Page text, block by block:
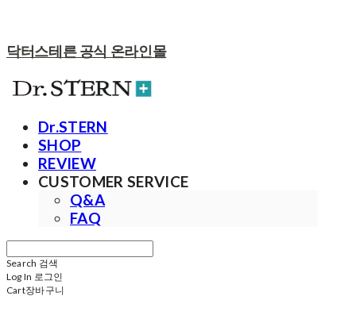
닥터스테른 공식 온라인몰
Dr.STERN
SHOP
REVIEW
CUSTOMER SERVICE
Q&A
FAQ
Search 검색
Log In 로그인
Cart장바구니